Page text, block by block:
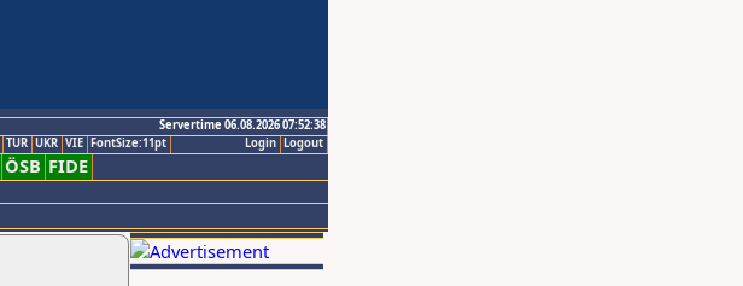
Servertime 06.08.2026 07:52:38
Logout
Login
TUR UKR VIE FontSize:11pt
ÖSB FIDE